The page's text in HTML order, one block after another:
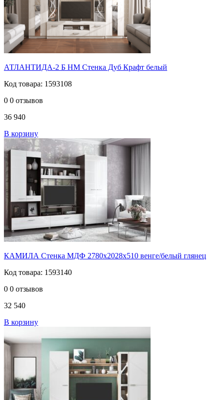
АТЛАНТИДА-2 Б НМ Стенка Дуб Крафт белый
Код товара: 1593108
0 0 отзывов
36 940
В корзину
КАМИЛА Стенка МДФ 2780х2028х510 венге/белый глянец
Код товара: 1593140
0 0 отзывов
32 540
В корзину